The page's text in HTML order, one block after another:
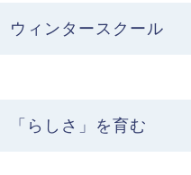
ウィンタースクール
「らしさ」を育む